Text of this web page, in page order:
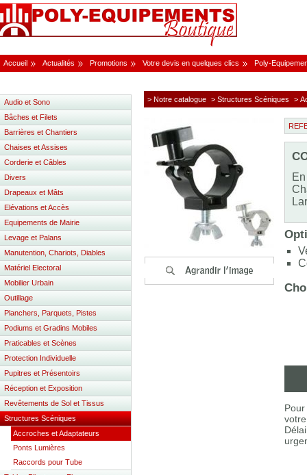
Accueil Actualités Promotions Votre devis en quelques clics Poly-
> Notre catalogue > Structures Scéniques >
Audio et Sono
Bâches et Filets
Barrières et Chantiers
Chaises et Assises
Corderie et Câbles
Divers
Drapeaux et Mâts
Elévations et Accès
Equipements de Mairie
Levage et Palans
Manutention, Chariots, Diables
Matériel Electoral
Mobilier Urbain
Outillage
Planchers, Parquets, Pistes
Podiums et Gradins Mobiles
Praticables et Scènes
Protection Individuelle
Pupitres et Présentoirs
Réception et Exposition
Revêtements de Sol et Tissus
Structures Scéniques
Accroches et Adaptateurs
Ponts Lumières
Raccords pour Tube